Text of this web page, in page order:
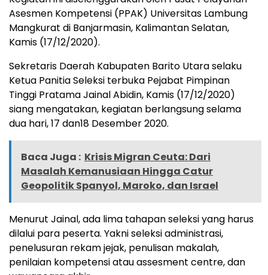
Asesmen Kompetensi (PPAK) Universitas Lambung
Mangkurat di Banjarmasin, Kalimantan Selatan,
Kamis (17/12/2020).
Sekretaris Daerah Kabupaten Barito Utara selaku
Ketua Panitia Seleksi terbuka Pejabat Pimpinan
Tinggi Pratama Jainal Abidin, Kamis (17/12/2020)
siang mengatakan, kegiatan berlangsung selama
dua hari, 17 dan18 Desember 2020.
Baca Juga : Krisis Migran Ceuta: Dari
Masalah Kemanusiaan Hingga Catur
Geopolitik Spanyol, Maroko, dan Israel
Menurut Jainal, ada lima tahapan seleksi yang harus
dilalui para peserta. Yakni seleksi administrasi,
penelusuran rekam jejak, penulisan makalah,
penilaian kompetensi atau assesment centre, dan